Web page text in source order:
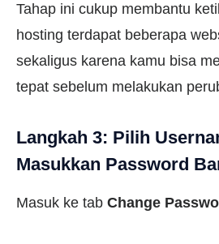
Tahap ini cukup membantu
hosting terdapat beberapa
sekaligus karena kamu bisa
tepat sebelum melakukan
Langkah 3: Pilih
Masukkan Password
Masuk ke tab Change